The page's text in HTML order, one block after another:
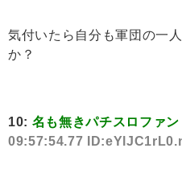
気付いたら自分も軍団の一
か？
10: 名も無きパチスロファン
09:57:54.77